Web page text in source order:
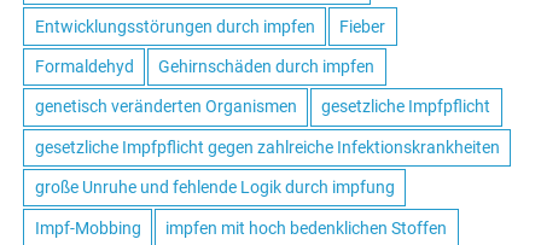
Entwicklungsstörungen durch impfen Fieber
Formaldehyd Gehirnschäden durch impfen
genetisch veränderten Organismen gesetzliche Impfpflicht
gesetzliche Impfpflicht gegen zahlreiche Infektionskrankheiten
große Unruhe und fehlende Logik durch impfung
Impf-Mobbing impfen mit hoch bedenklichen Stoffen